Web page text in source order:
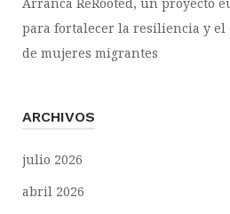
para fortalecer la resiliencia y
de mujeres migrantes
ARCHIVOS
julio 2026
abril 2026